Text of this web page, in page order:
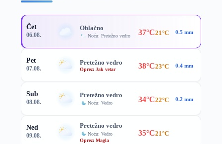
Čet
06.08.
Oblačno
Noću: Pretežno vedro 37°C21°C 0.5 mm
Pet
07.08.
Pretežno vedro
Oprez: Jak vetar 38°C23°C 0.4 mm
Sub
08.08.
Pretežno vedro
Noću: Vedro 34°C22°C 0.2 mm
Ned
09.08.
Pretežno vedro
Noću: Vedro
Oprez: Magla
35°C21°C